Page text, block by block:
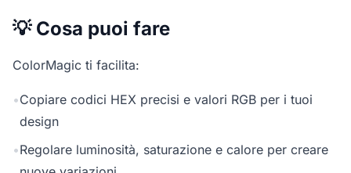
💡 Cosa puoi fare
ColorMagic ti facilita:
•Copiare codici HEX precisi e valori RGB per i tuoi
design
•Regolare luminosità, saturazione e calore per creare